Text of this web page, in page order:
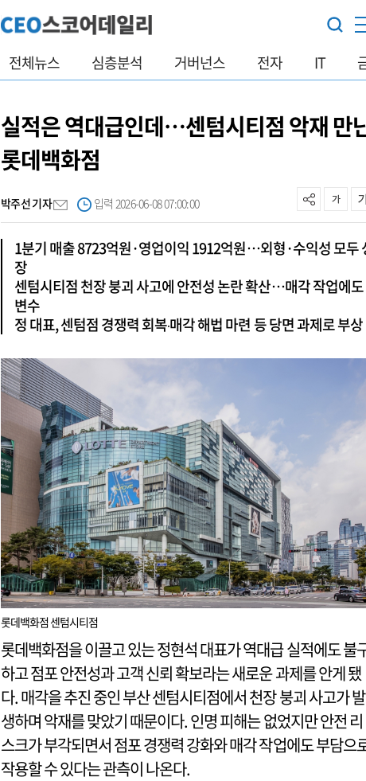
전체뉴스 심층분석 거버넌스 전자 IT
실적은 역대급인데…센텀시티점 악재 만
롯데백화점
박주선 기자 입력 2026-06-08 07:00:00
1분기 매출 8723억원·영업이익 1912억원…외형·수익성 모두
장
센텀시티점 천장 붕괴 사고에 안전성 논란 확산…매각 작업에도
변수
정 대표, 센텀점 경쟁력 회복‧매각 해법 마련 등 당면 과제로 부
롯데백화점 센텀시티점
롯데백화점을 이끌고 있는 정현석 대표가 역대급 실적에도 불
하고 점포 안전성과 고객 신뢰 확보라는 새로운 과제를 안게 됐
다. 매각을 추진 중인 부산 센텀시티점에서 천장 붕괴 사고가 발
생하며 악재를 맞았기 때문이다. 인명 피해는 없었지만 안전 리
스크가 부각되면서 점포 경쟁력 강화와 매각 작업에도 부담으
작용할 수 있다는 관측이 나온다.